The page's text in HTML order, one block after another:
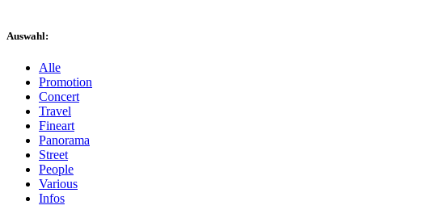
Auswahl:
Alle
Promotion
Concert
Travel
Fineart
Panorama
Street
People
Various
Infos